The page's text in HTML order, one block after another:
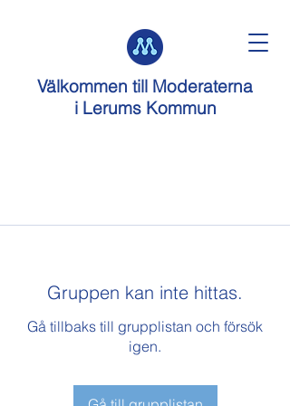
Välkommen till Moderaterna
i Lerums Kommun
Gruppen kan inte hittas.
Gå tillbaks till grupplistan och försök
igen.